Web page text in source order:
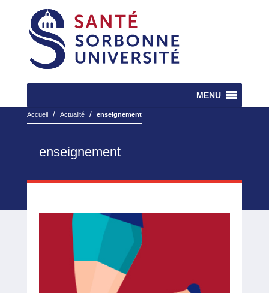
MENU
Accueil/ Actualité/ enseignement
enseignement